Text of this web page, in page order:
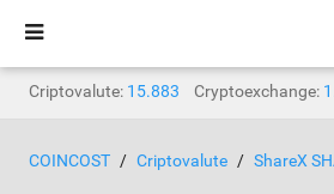
Criptovalute: 15.883 Cryptoexchange:
COINCOST Criptovalute ShareX